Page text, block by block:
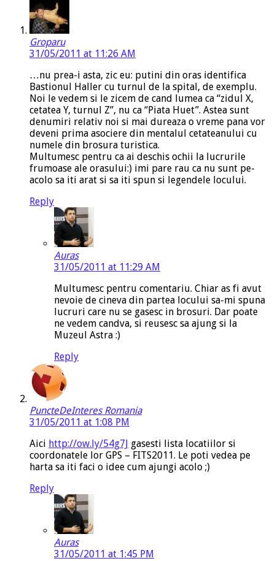
Groparu
31/05/2011 at 11:26 AM
…nu prea-i asta, zic eu: putini din oras identifica
Bastionul Haller cu turnul de la spital, de exemplu.
Noi le vedem si le zicem de cand lumea ca “zidul X,
cetatea Y, turnul Z”, nu ca “Piata Huet”. Astea sunt
denumiri relativ noi si mai dureaza o vreme pana vor
deveni prima asociere din mentalul cetateanului cu
numele din brosura turistica.
Multumesc pentru ca ai deschis ochii la lucrurile
frumoase ale orasului:) imi pare rau ca nu sunt pe-
acolo sa iti arat si sa iti spun si legendele locului.
Reply
Auras
31/05/2011 at 11:29 AM
Multumesc pentru comentariu. Chiar as fi avut
nevoie de cineva din partea locului sa-mi spuna
lucruri care nu se gasesc in brosuri. Dar poate
ne vedem candva, si reusesc sa ajung si la
Muzeul Astra :)
Reply
PuncteDeInteres Romania
31/05/2011 at 1:08 PM
Aici http://ow.ly/54g7J gasesti lista locatiilor si
coordonatele lor GPS – FITS2011. Le poti vedea pe
harta sa iti faci o idee cum ajungi acolo ;)
Reply
Auras
31/05/2011 at 1:45 PM